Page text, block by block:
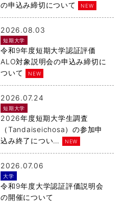
の申込み締切について
NEW
2026.08.03
短期大学
令和9年度短期大学認証評価
ALO対象説明会の申込み締切に
ついて
NEW
2026.07.24
短期大学
2026年度短期大学生調査
（Tandaiseichosa）の参加申
込み終了につい…
NEW
2026.07.06
大学
令和9年度大学認証評価説明会
の開催について